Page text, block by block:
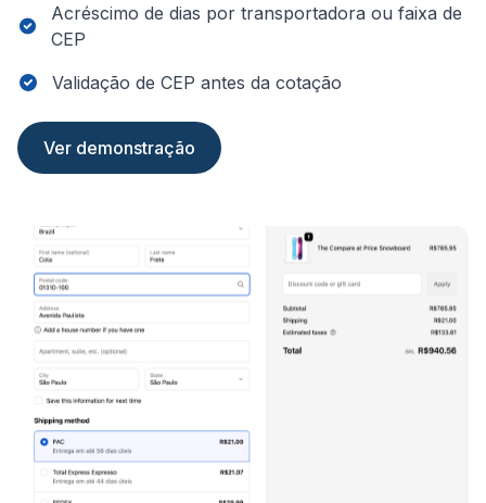
Acréscimo de dias por transportadora ou faixa de
CEP
Validação de CEP antes da cotação
Ver demonstração